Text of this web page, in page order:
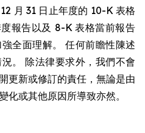
月 31 日止年度的 10-K 表格
報告以及 8-K 表格當前報告
全面理解。 任何前瞻性陳述
。 除法律要求外，我們不會
更新或修訂的責任，無論是由
化或其他原因所導致亦然。